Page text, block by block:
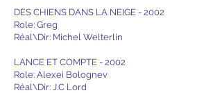
DES CHIENS DANS LA NEIGE - 2002
Role: Greg
Réal\Dir: Michel Welterlin
LANCE ET COMPTE - 2002
Role: Alexei Bolognev
Réal\Dir: J.C Lord